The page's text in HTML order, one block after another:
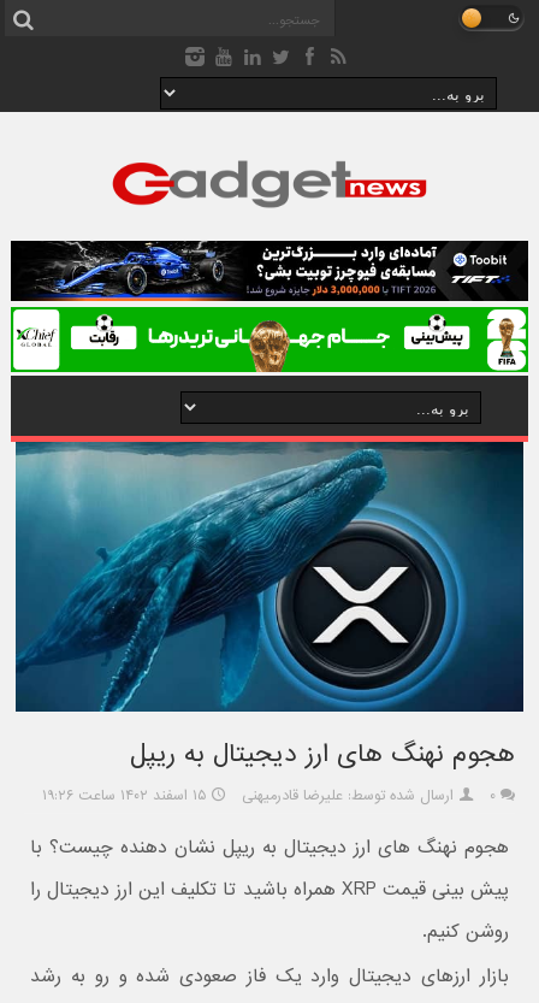
هجوم نهنگ های ارز دیجیتال به ریپل
۰ ارسال شده توسط: علیرضا قادرمیهنی ۱۵ اسفند ۱۴۰۲ ساعت ۱۹:۲۶
هجوم نهنگ های ارز دیجیتال به ریپل نشان دهنده چیست؟ با
پیش بینی قیمت XRP همراه باشید تا تکلیف این ارز دیجیتال را
روشن کنیم.
بازار ارزهای دیجیتال وارد یک فاز صعودی شده و رو به رشد